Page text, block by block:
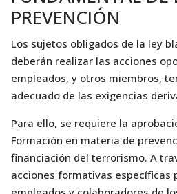
PREVENCIÓN
Los sujetos obligados de la ley
deberán realizar las acciones
empleados, y otros miembros,
adecuado de las exigencias
Para ello, se requiere la
Formación en materia de
financiación del terrorismo. A
acciones formativas específicas